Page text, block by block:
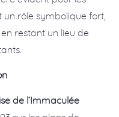
rôle symbolique fort,
restant un lieu de
de l’Immaculée